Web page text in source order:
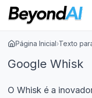
Página Inicial›Texto
Google Whisk
O Whisk é a